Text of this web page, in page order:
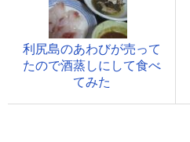
利尻島のあわびが売って
たので酒蒸しにして食べ
てみた